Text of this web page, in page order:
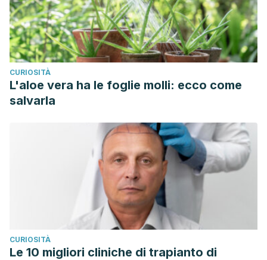
CURIOSITÀ
L'aloe vera ha le foglie molli: ecco come
salvarla
CURIOSITÀ
Le 10 migliori cliniche di trapianto di